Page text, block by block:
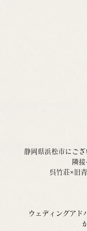
静岡県浜松市にご
隣
呉竹荘×旧
ウェディングアド